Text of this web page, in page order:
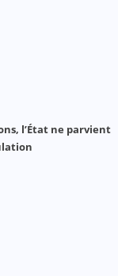
l’État ne parvient